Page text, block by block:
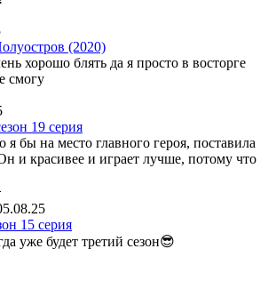
(2020)
хорошо блять да я просто в восторге
смогу
19 серия
бы на место главного героя, поставила
и красивее и играет лучше, потому что
15 серия
уже будет третий сезон😎